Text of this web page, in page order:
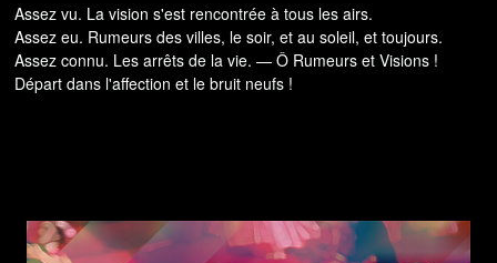
Assez vu. La vision s'est rencontrée à tous les airs.
Assez eu. Rumeurs des villes, le soir, et au soleil, et toujours.
Assez connu. Les arrêts de la vie. — Ô Rumeurs et Visions !
Départ dans l'affection et le bruit neufs !